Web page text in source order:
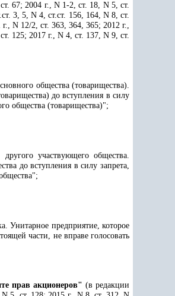
67; 2004 г., N 1-2, ст. 18, N 5, ст.
3, 5, N 4, ст.ст. 156, 164, N 8, ст.
N 12/2, ст. 363, 364, 365; 2012 г.,
125; 2017 г., N 4, ст. 137, N 9, ст.
общества (товарищества).
до вступления в силу
общества (товарищества)";
участвующего общества.
до вступления в силу запрета,
Унитарное предприятие, которое
части, не вправе голосовать
прав акционеров" (в редакции